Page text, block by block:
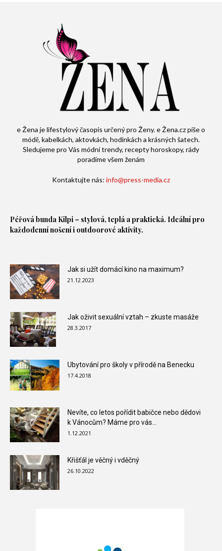
e Žena je lifestylový časopis určený pro Ženy. e Žena.cz píše o
módě, kabelkách, aktovkách, hodinkách a krásných šatech.
Sledujeme pro Vás módní trendy, recepty horoskopy, rády
poradíme všem ženám
Kontaktujte nás: info@press-media.cz
Péřová bunda Kilpi – stylová, teplá a praktická. Ideální pro
každodenní nošení i outdoorové aktivity.
Jak si užít domácí kino na maximum?
21.12.2023
Jak oživit sexuální vztah – zkuste masáže
28.3.2017
Ubytování pro školy v přírodě na Benecku
17.4.2018
Nevíte, co letos pořídit babičce nebo dědovi
k Vánocům? Máme pro vás...
1.12.2021
Křišťál je věčný i vděčný
26.10.2022